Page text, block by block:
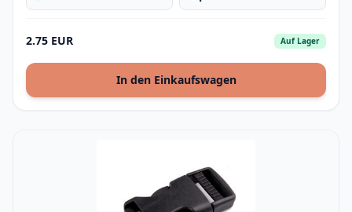
2.75 EUR Auf Lager
In den Einkaufswagen